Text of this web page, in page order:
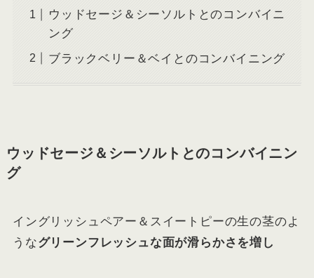
ウッドセージ＆シーソルトとのコンバイニ
ング
ブラックベリー＆ベイとのコンバイニング
ウッドセージ＆シーソルトとのコンバイニン
グ
イングリッシュペアー＆スイートピーの生の茎のよ
うなグリーンフレッシュな面が滑らかさを増し